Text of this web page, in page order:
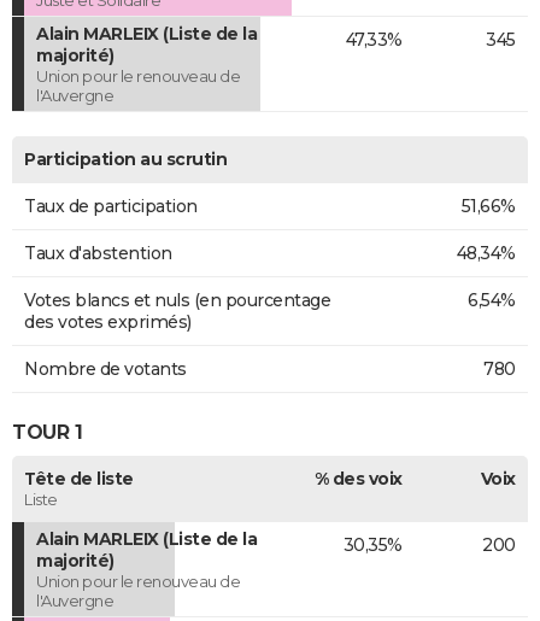
Alain MARLEIX (Liste de la
majorité)
Union pour le renouveau de
l'Auvergne
47,33% 345
Participation au scrutin
Taux de participation 51,66%
Taux d'abstention 48,34%
Votes blancs et nuls (en pourcentage
des votes exprimés)
6,54%
Nombre de votants 780
TOUR 1
Tête de liste
Liste
% des voix Voix
Alain MARLEIX (Liste de la
majorité)
Union pour le renouveau de
l'Auvergne
30,35% 200